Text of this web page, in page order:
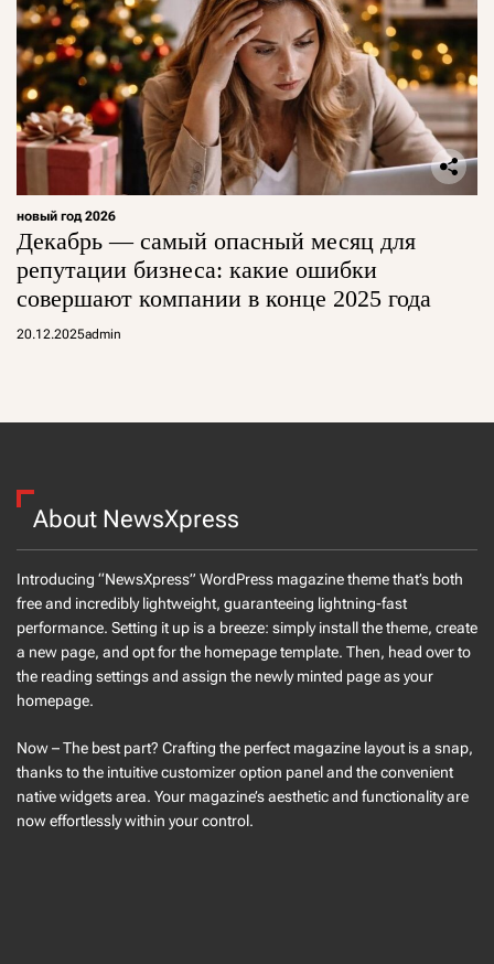
новый год 2026
Декабрь — самый опасный месяц для
репутации бизнеса: какие ошибки
совершают компании в конце 2025 года
20.12.2025admin
About NewsXpress
Introducing “NewsXpress” WordPress magazine theme that’s both
free and incredibly lightweight, guaranteeing lightning-fast
performance. Setting it up is a breeze: simply install the theme, create
a new page, and opt for the homepage template. Then, head over to
the reading settings and assign the newly minted page as your
homepage.
Now – The best part? Crafting the perfect magazine layout is a snap,
thanks to the intuitive customizer option panel and the convenient
native widgets area. Your magazine’s aesthetic and functionality are
now effortlessly within your control.